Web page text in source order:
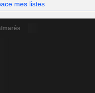
mes listes